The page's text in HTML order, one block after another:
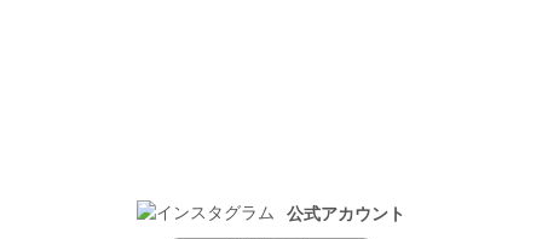
公式アカウント